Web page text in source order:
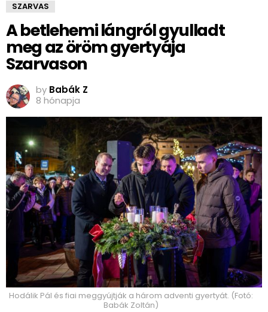
SZARVAS
A betlehemi lángról gyulladt
meg az öröm gyertyája
Szarvason
by Babák Z
8 hónapja
Hodálik Pál és fiai meggyújtják a három adventi gyertyát. (Fotó:
Babák Zoltán)